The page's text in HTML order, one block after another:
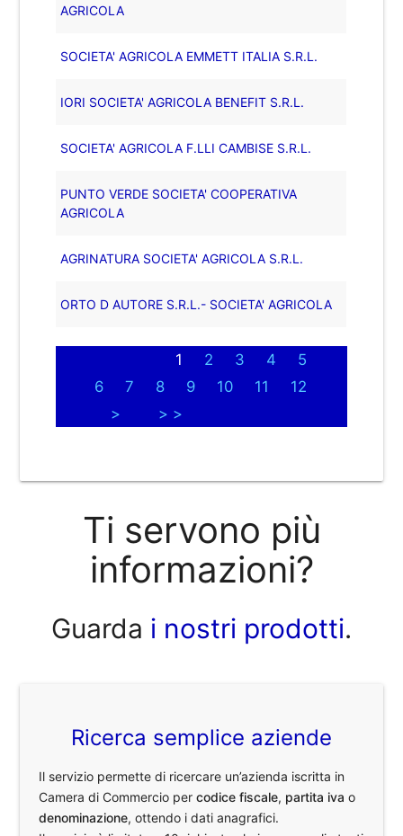
AGRICOLA
SOCIETA' AGRICOLA EMMETT ITALIA S.R.L.
IORI SOCIETA' AGRICOLA BENEFIT S.R.L.
SOCIETA' AGRICOLA F.LLI CAMBISE S.R.L.
PUNTO VERDE SOCIETA' COOPERATIVA
AGRICOLA
AGRINATURA SOCIETA' AGRICOLA S.R.L.
ORTO D AUTORE S.R.L.- SOCIETA' AGRICOLA
1 2 3 4
5
6
7 8 9 10 11
12
>
> >
Ti servono più
informazioni?
Guarda i nostri prodotti.
Ricerca semplice aziende
Il servizio permette di ricercare un’azienda iscritta in
Camera di Commercio percodice fiscale, partita iva o
denominazione, ottendo i dati anagrafici.